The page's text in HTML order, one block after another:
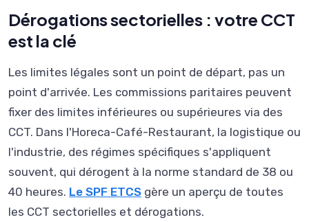
Dérogations sectorielles : votre CCT
est la clé
Les limites légales sont un point de départ, pas un
point d'arrivée. Les commissions paritaires peuvent
fixer des limites inférieures ou supérieures via des
CCT. Dans l'Horeca-Café-Restaurant, la logistique ou
l'industrie, des régimes spécifiques s'appliquent
souvent, qui dérogent à la norme standard de 38 ou
40 heures. Le SPF ETCS gère un aperçu de toutes
les CCT sectorielles et dérogations.